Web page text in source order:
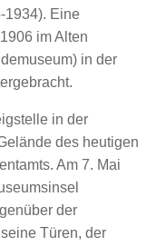
1934). Eine
im Alten
in der
in der
des heutigen
Am 7. Mai
der
Türen, der